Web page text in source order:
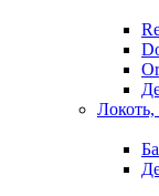
Локоть,